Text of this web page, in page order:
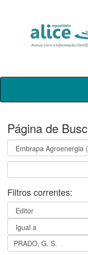
Skip
Página de
Filtros correntes: